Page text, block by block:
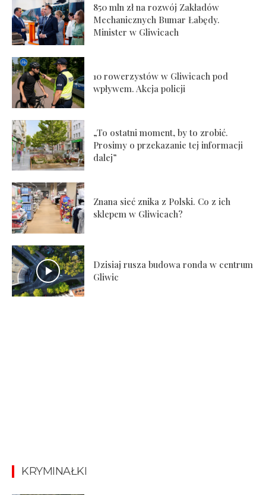
850 mln zł na rozwój Zakładów
Mechanicznych Bumar Łabędy.
Minister w Gliwicach
10 rowerzystów w Gliwicach pod
wpływem. Akcja policji
„To ostatni moment, by to zrobić.
Prosimy o przekazanie tej informacji
dalej”
Znana sieć znika z Polski. Co z ich
sklepem w Gliwicach?
Dzisiaj rusza budowa ronda w centrum
Gliwic
KRYMINAŁKI